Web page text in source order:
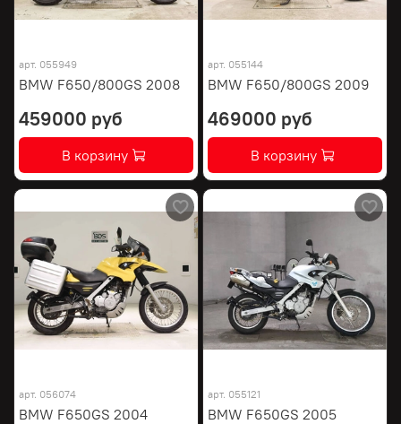
арт. 055949
BMW F650/800GS 2008
459000 руб
В корзину
арт. 055144
BMW F650/800GS 2009
469000 руб
В корзину
арт. 056074
BMW F650GS 2004
арт. 055121
BMW F650GS 2005